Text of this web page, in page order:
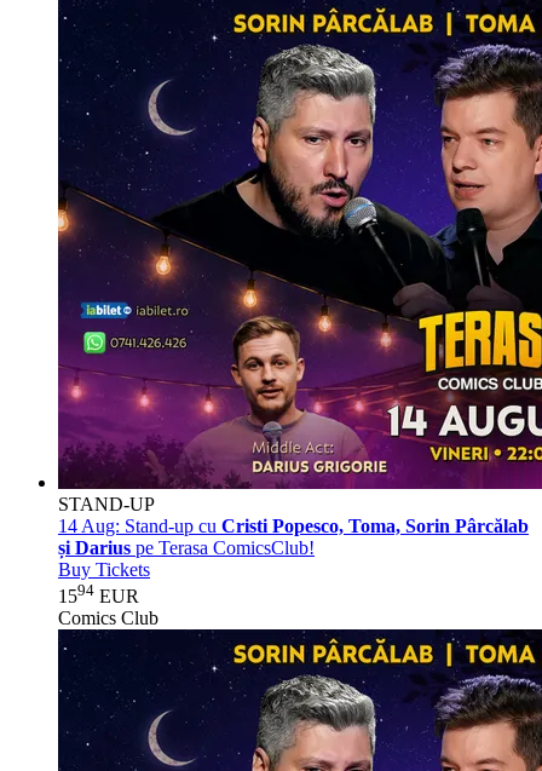
STAND-UP
14 Aug: Stand-up cu Cristi Popesco, Toma, Sorin Pârcălab
și Darius pe Terasa ComicsClub!
Buy Tickets
1594 EUR
Comics Club